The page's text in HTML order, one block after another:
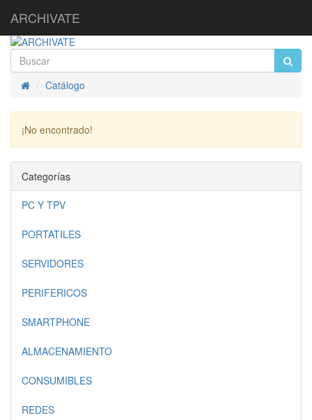
ARCHIVATE
InicioCatálogo
¡No encontrado!
Categorías
PC Y TPV
PORTATILES
SERVIDORES
PERIFERICOS
SMARTPHONE
ALMACENAMIENTO
CONSUMIBLES
REDES